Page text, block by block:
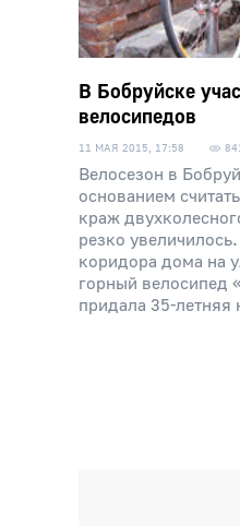
В Бобруйске
велосипедов
11 МАЯ 2015, 17:58
Велосезон в
основанием
краж
резко
коридора дома на
горный велосипед
придала 35-